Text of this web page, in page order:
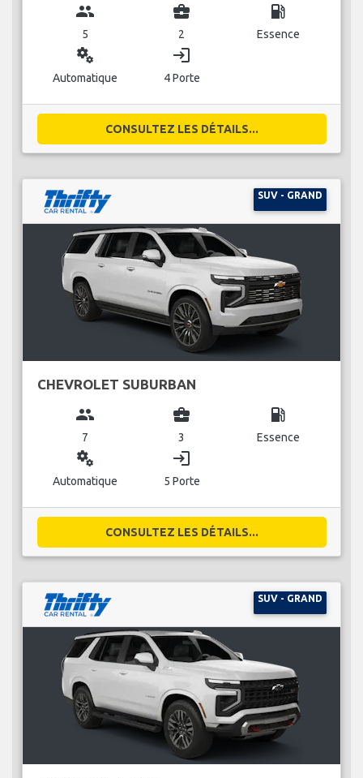
group
5
business_center
2
local_gas_station
Essence
miscellaneous_services
Automatique
login
4 Porte
CONSULTEZ LES DÉTAILS...
SUV - GRAND
CHEVROLET SUBURBAN
group
7
business_center
3
local_gas_station
Essence
miscellaneous_services
Automatique
login
5 Porte
CONSULTEZ LES DÉTAILS...
SUV - GRAND